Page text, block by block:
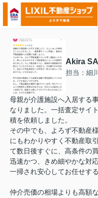
Akira
担当：細
母親が介護施設へ入居する
なりました。一括査定サイ
積を依頼しました。
その中でも、よろず不動産
にもわかりやすく不動産取
て数日後すぐに、高条件の
迅速かつ、きめ細やかな対
一掃され安心してお任せす
仲介売価の相場よりも高額